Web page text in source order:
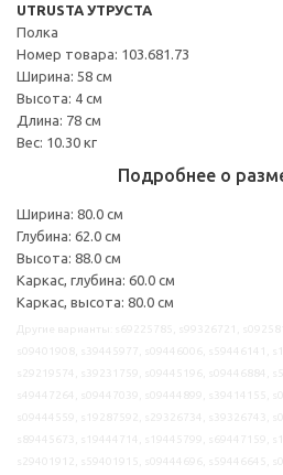
UTRUSTA УТРУСТА
Полка
Номер товара: 103.681.73
Ширина: 58 см
Высота: 4 см
Длина: 78 см
Вес: 10.30 кг
Подробнее о
Ширина: 80.0 см
Глубина: 62.0 см
Высота: 88.0 см
Каркас, глубина: 60.0 см
Каркас, высота: 80.0 см